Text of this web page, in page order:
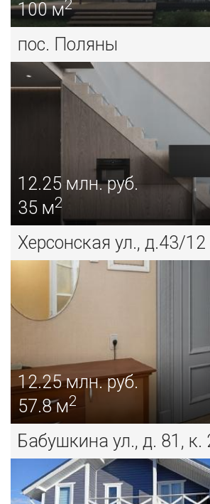
ВСЕВОЛОЖСК Г.,
100 м2
пос. Поляны
12.25 млн. руб.
35 м2
Херсонская ул., д.43/12
12.25млн. руб.
57.8 м2
Бабушкина ул., д. 81, к.